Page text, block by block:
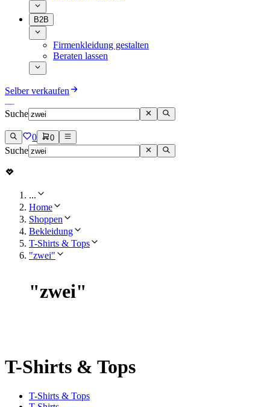
B2B
Firmenkleidung gestalten
Beraten lassen
Selber verkaufen
Suche
0 0
Suche
...
Home
Shoppen
Bekleidung
T-Shirts & Tops
"zwei"
"zwei"
T-Shirts & Tops
T-Shirts & Tops